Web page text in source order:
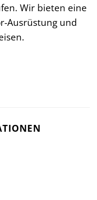
Wir bieten eine
Ausrüstung und